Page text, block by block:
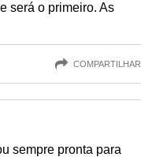
será o primeiro. As
COMPARTILHAR
sempre pronta para